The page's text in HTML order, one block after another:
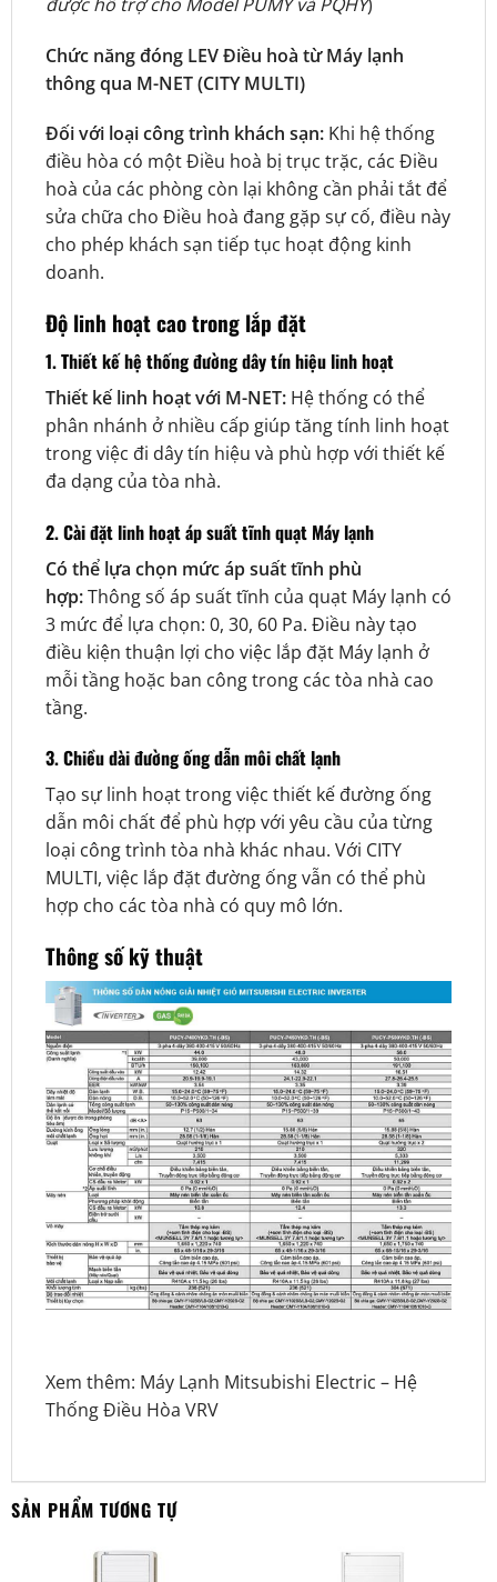
Chức năng đóng LEV Điều hoà từ Máy lạnh
thông qua M-NET (CITY MULTI)
Đối với loại công trình khách sạn:Khi hệ thống
điều hòa có một Điều hoà bị trục trặc, các Điều
hoà của các phòng còn lại không cần phải tắt để
sửa chữa cho Điều hoà đang gặp sự cố, điều này
cho phép khách sạn tiếp tục hoạt động kinh
doanh.
Độ linh hoạt cao trong lắp đặt
1. Thiết kế hệ thống đường dây tín hiệu linh hoạt
Thiết kế linh hoạt với M-NET:Hệ thống có thể
phân nhánh ở nhiều cấp giúp tăng tính linh hoạt
trong việc đi dây tín hiệu và phù hợp với thiết kế
đa dạng của tòa nhà.
2. Cài đặt linh hoạt áp suất tĩnh quạt Máy lạnh
Có thể lựa chọn mức áp suất tĩnh phù
hợp:Thông số áp suất tĩnh của quạt Máy lạnh có
3 mức để lựa chọn: 0, 30, 60 Pa. Điều này tạo
điều kiện thuận lợi cho việc lắp đặt Máy lạnh ở
mỗi tầng hoặc ban công trong các tòa nhà cao
tầng.
3. Chiều dài đường ống dẫn môi chất lạnh
Tạo sự linh hoạt trong việc thiết kế đường ống
dẫn môi chất để phù hợp với yêu cầu của từng
loại công trình tòa nhà khác nhau. Với CITY
MULTI, việc lắp đặt đường ống vẫn có thể phù
hợp cho các tòa nhà có quy mô lớn.
Thông số kỹ thuật
Xem thêm: Máy Lạnh Mitsubishi Electric – Hệ
Thống Điều Hòa VRV
SẢN PHẨM TƯƠNG TỰ